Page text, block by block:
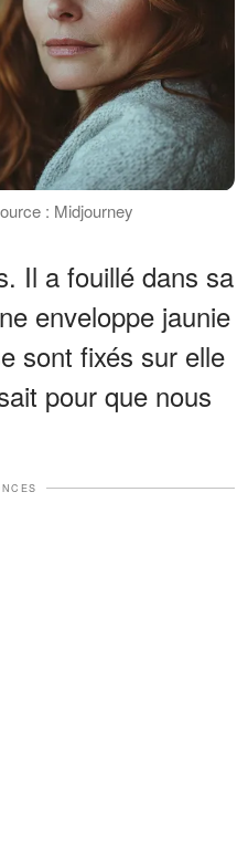
: Midjourney
Il a fouillé dans sa
enveloppe jaunie
sont fixés sur elle
pour que nous